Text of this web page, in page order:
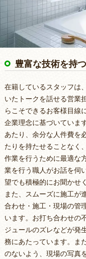
豊富な技術を持
在籍しているスタッフは
いたトークを話せる営業
らこそできるお客様目線
企業理念に基づいていま
あたり、余分な人件費を
たりを持たせることなく
作業を行うために最適な
業を行う職人がお話を伺
望でも積極的にお聞かせ
また、スムーズに施工が
合わせ・施工・現場の管
います。お打ち合わせの
ジュールのズレなどが発
務にあたっています。ま
のないよう、現場の写真